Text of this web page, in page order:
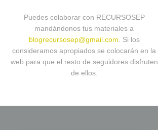
Puedes colaborar con RECURSOSEP
mandándonos tus materiales a
blogrecursosep@gmail.com . Si los
consideramos apropiados se colocarán en la
web para que el resto de seguidores disfruten
de ellos.